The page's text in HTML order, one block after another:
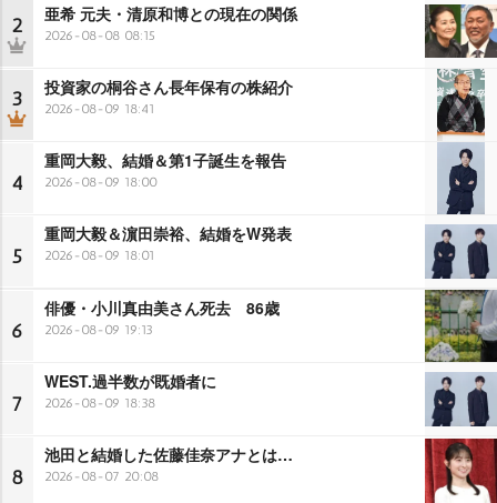
2 亜希 元夫・清原和博との現在の関係
2026-08-08 08:15
3 投資家の桐谷さん長年保有の株紹介
2026-08-09 18:41
4
重岡大毅、結婚＆第1子誕生を報告
2026-08-09 18:00
5
重岡大毅＆濵田崇裕、結婚をW発表
2026-08-09 18:01
6
俳優・小川真由美さん死去 86歳
2026-08-09 19:13
7
WEST.過半数が既婚者に
2026-08-09 18:38
8
池田と結婚した佐藤佳奈アナとは…
2026-08-07 20:08